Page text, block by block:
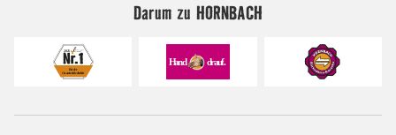
Darum zu HORNBACH